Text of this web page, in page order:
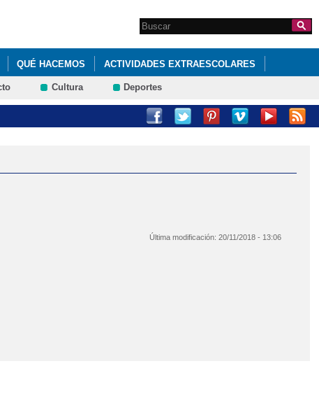
Formulario de
búsqueda
Search this site
QUÉ HACEMOS ACTIVIDADES EXTRAESCOLARES
PARA REPASAR CONTENIDOS DE 4º DE PRIMARIA.
Cultura Deportes
Última modificación:20/11/2018 - 13:06